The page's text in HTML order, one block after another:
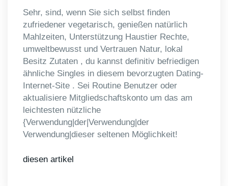
Sehr, sind, wenn Sie sich selbst finden
zufriedener vegetarisch, genießen natürlich
Mahlzeiten, Unterstützung Haustier Rechte,
umweltbewusst und Vertrauen Natur, lokal
Besitz Zutaten , du kannst definitiv befriedigen
ähnliche Singles in diesem bevorzugten Dating-
Internet-Site . Sei Routine Benutzer oder
aktualisiere Mitgliedschaftskonto um das am
leichtesten nützliche
{Verwendung|der|Verwendung|der
Verwendung|dieser seltenen Möglichkeit!
diesen artikel